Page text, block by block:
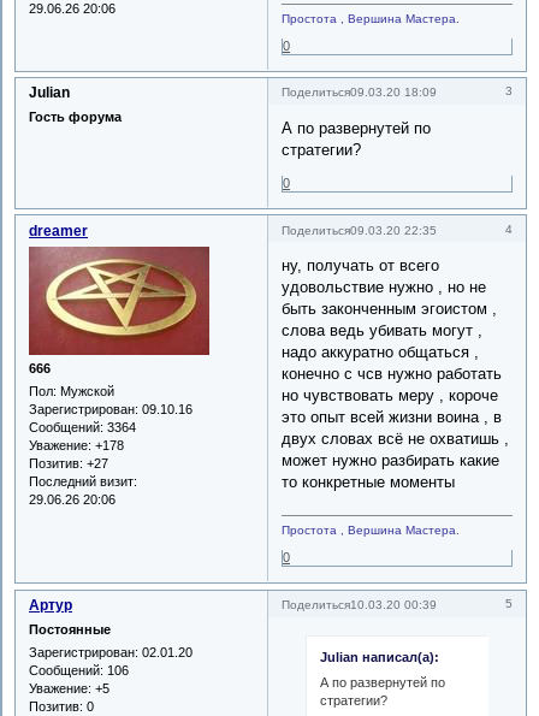
29.06.26 20:06
Простота , Вершина Мастера.
0
Поделиться 3
09.03.20 18:09
Julian
Гость форума
А по развернутей по
стратегии?
0
Поделиться 4
09.03.20 22:35
dreamer
666
Пол: Мужской
Зарегистрирован: 09.10.16
Сообщений: 3364
Уважение: +178
Позитив: +27
Последний визит:
29.06.26 20:06
ну, получать от всего
удовольствие нужно , но не
быть законченным эгоистом ,
слова ведь убивать могут ,
надо аккуратно общаться ,
конечно с чсв нужно работать
но чувствовать меру , короче
это опыт всей жизни воина , в
двух словах всё не охватишь ,
может нужно разбирать какие
то конкретные моменты
Простота , Вершина Мастера.
0
Поделиться 5
10.03.20 00:39
Артур
Постоянные
Зарегистрирован: 02.01.20
Сообщений: 106
Уважение: +5
Позитив: 0
Julian написал(а):
А по развернутей по
стратегии?